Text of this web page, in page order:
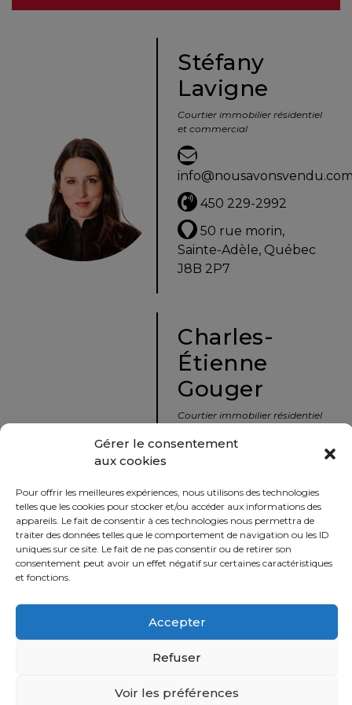
Gérer le consentement
aux cookies
Pour offrir les meilleures expériences, nous utilisons des technologies
telles que les cookies pour stocker et/ou accéder aux informations des
appareils. Le fait de consentir à ces technologies nous permettra de
traiter des données telles que le comportement de navigation ou les ID
uniques sur ce site. Le fait de ne pas consentir ou de retirer son
consentement peut avoir un effet négatif sur certaines caractéristiques
et fonctions.
Accepter
Refuser
Voir les préférences
Évaluation
Avec
un
immobilier
vers
la
tranquillité
d’esprit
défi
Stéfany
Lavigne
Courtier immobilier résidentiel
et commercial
450 229-2992
50 rue morin,
Sainte-Adèle, Québec
J8B 2P7
Charles-
Étienne
Gouger
Courtier immobilier résidentiel
450 229-2992
50 rue morin,
Sainte-Adèle, Québec
J8B 2P7
Partager
Politique